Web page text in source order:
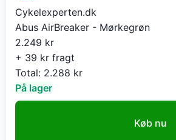
Cykelexperten.dk
Abus AirBreaker - Mørkegrøn
2.249 kr
+ 39 kr fragt
Total: 2.288 kr
På lager
Køb nu